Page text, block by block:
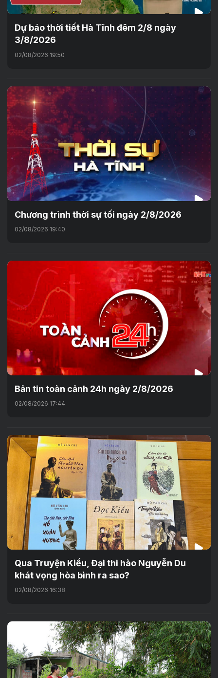
Dự báo thời tiết Hà Tĩnh đêm 2/8 ngày
3/8/2026
02/08/2026 19:50
Chương trình thời sự tối ngày 2/8/2026
02/08/2026 19:40
Bản tin toàn cảnh 24h ngày 2/8/2026
02/08/2026 17:44
Qua Truyện Kiều, Đại thi hào Nguyễn Du
khát vọng hòa bình ra sao?
02/08/2026 16:38